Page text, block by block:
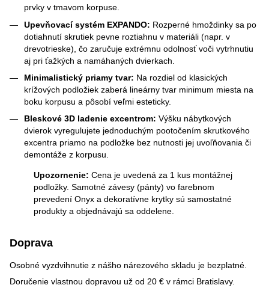
prvky v tmavom korpuse.
Upevňovací systém EXPANDO: Rozperné hmoždinky sa po
dotiahnutí skrutiek pevne roztiahnu v materiáli (napr. v
drevotrieske), čo zaručuje extrémnu odolnosť voči vytrhnutiu
aj pri ťažkých a namáhaných dvierkach.
Minimalistický priamy tvar: Na rozdiel od klasických
krížových podložiek zaberá lineárny tvar minimum miesta na
boku korpusu a pôsobí veľmi esteticky.
Bleskové 3D ladenie excentrom: Výšku nábytkových
dvierok vyregulujete jednoduchým pootočením skrutkového
excentra priamo na podložke bez nutnosti jej uvoľňovania či
demontáže z korpusu.
Upozornenie: Cena je uvedená za 1 kus montážnej
podložky. Samotné závesy (pánty) vo farebnom
prevedení Onyx a dekoratívne krytky sú samostatné
produkty a objednávajú sa oddelene.
Doprava
Osobné vyzdvihnutie z nášho nárezového skladu je bezplatné.
Doručenie vlastnou dopravou už od 20 € v rámci Bratislavy.